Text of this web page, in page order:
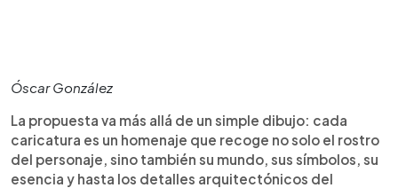
Óscar González
La propuesta va más allá de un simple dibujo: cada
caricatura es un homenaje que recoge no solo el rostro
del personaje, sino también su mundo, sus símbolos, su
esencia y hasta los detalles arquitectónicos del